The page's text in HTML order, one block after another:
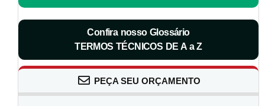
Confira nosso Glossário
TERMOS TÉCNICOS DE A a Z
PEÇA SEU ORÇAMENTO